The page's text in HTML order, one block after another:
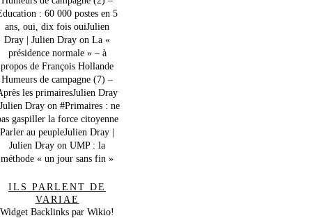
: 60 000 postes en 5
ans, oui, dix fois ouiJulien
Dray | Julien Dray on La «
présidence normale » – à
propos de François Hollande
Humeurs de campagne (7) –
les primairesJulien Dray
Dray on #Primaires : ne
gaspiller la force citoyenne
Parler au peupleJulien Dray |
Julien Dray on UMP : la
méthode « un jour sans fin »
ILS PARLENT DE
VARIAE
Widget Backlinks par Wikio!